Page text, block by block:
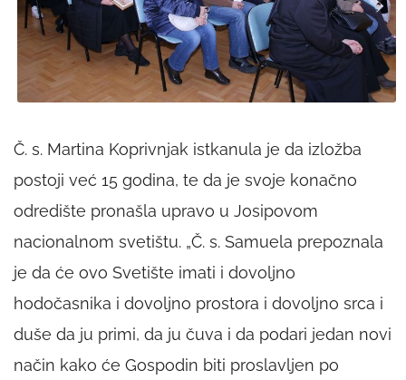
Č. s. Martina Koprivnjak istkanula je da izložba
postoji već 15 godina, te da je svoje konačno
odredište pronašla upravo u Josipovom
nacionalnom svetištu. „Č. s. Samuela prepoznala
je da će ovo Svetište imati i dovoljno
hodočasnika i dovoljno prostora i dovoljno srca i
duše da ju primi, da ju čuva i da podari jedan novi
način kako će Gospodin biti proslavljen po